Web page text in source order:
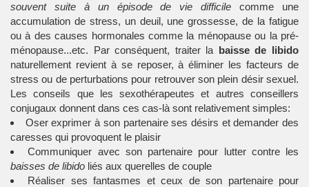
souvent suite à un épisode de vie difficile comme une
accumulation de stress, un deuil, une grossesse, de la fatigue
ou à des causes hormonales comme la ménopause ou la pré-
ménopause...etc. Par conséquent, traiter la baisse de libido
naturellement revient à se reposer, à éliminer les facteurs de
stress ou de perturbations pour retrouver son plein désir sexuel.
Les conseils que les sexothérapeutes et autres conseillers
conjugaux donnent dans ces cas-là sont relativement simples:
Oser exprimer à son partenaire ses désirs et demander des
caresses qui provoquent le plaisir
Communiquer avec son partenaire pour lutter contre les
baisses de libido liés aux querelles de couple
Réaliser ses fantasmes et ceux de son partenaire pour